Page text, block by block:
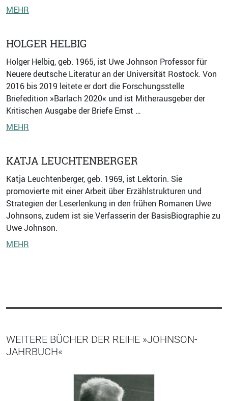
MEHR
HOLGER HELBIG
Holger Helbig, geb. 1965, ist Uwe Johnson Professor für
Neuere deutsche Literatur an der Universität Rostock. Von
2016 bis 2019 leitete er dort die Forschungsstelle
Briefedition »Barlach 2020« und ist Mitherausgeber der
Kritischen Ausgabe der Briefe Ernst …
MEHR
KATJA LEUCHTENBERGER
Katja Leuchtenberger, geb. 1969, ist Lektorin. Sie
promovierte mit einer Arbeit über Erzählstrukturen und
Strategien der Leserlenkung in den frühen Romanen Uwe
Johnsons, zudem ist sie Verfasserin der Basis­Biographie zu
Uwe Johnson.
MEHR
WEITERE BÜCHER DER REIHE »JOHNSON-
JAHRBUCH«